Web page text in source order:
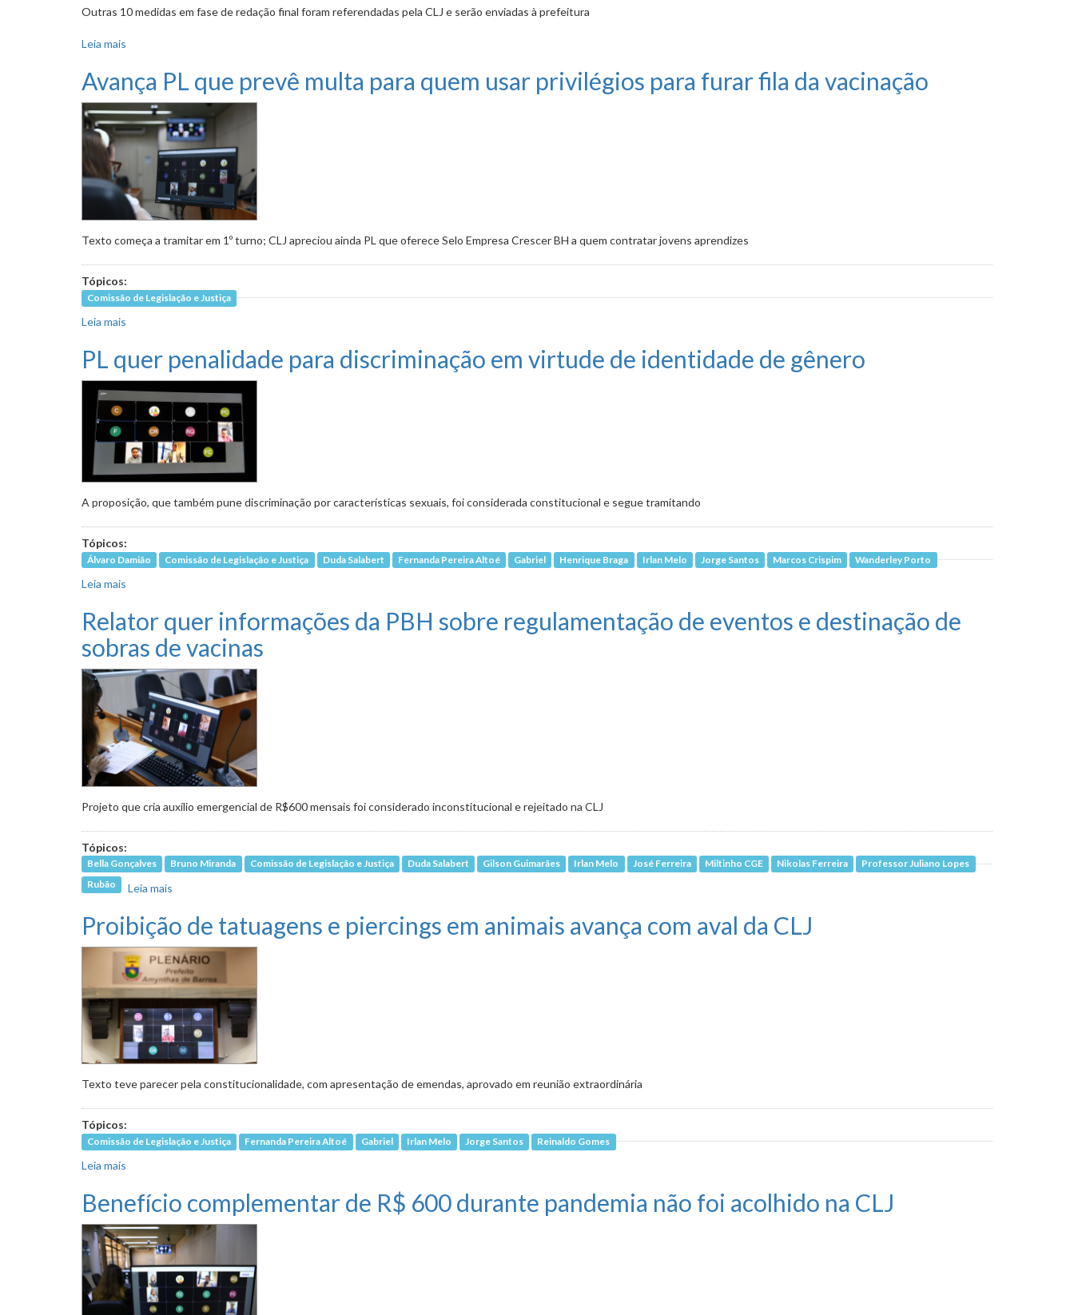
Outras 10 medidas em fase de redação final foram referendadas pela CLJ e serão enviadas à prefeitura
Leia mais
Avança PL que prevê multa para quem usar privilégios para furar fila da vacinação
Texto começa a tramitar em 1º turno; CLJ apreciou ainda PL que oferece Selo Empresa Crescer BH a quem contratar jovens aprendizes
Tópicos:
Comissão de Legislação e Justiça
Leia mais
PL quer penalidade para discriminação em virtude de identidade de gênero
A proposição, que também pune discriminação por características sexuais, foi considerada constitucional e segue tramitando
Tópicos:
Álvaro Damião Comissão de Legislação e Justiça Duda Salabert Fernanda Pereira Altoé Gabriel Henrique Braga Irlan Melo Jorge Santos Marcos Crispim Wanderley Porto
Leia mais
Relator quer informações da PBH sobre regulamentação de eventos e destinação de
sobras de vacinas
Projeto que cria auxílio emergencial de R$600 mensais foi considerado inconstitucional e rejeitado na CLJ
Tópicos:
Bella Gonçalves Bruno Miranda Comissão de Legislação e Justiça Duda Salabert Gilson Guimarães Irlan Melo José Ferreira Miltinho CGE Nikolas Ferreira
Professor Juliano Lopes
Rubão
Leia mais
Proibição de tatuagens e piercings em animais avança com aval da CLJ
Texto teve parecer pela constitucionalidade, com apresentação de emendas, aprovado em reunião extraordinária
Tópicos:
Comissão de Legislação e Justiça Fernanda Pereira Altoé Gabriel Irlan Melo Jorge Santos Reinaldo Gomes
Leia mais
Benefício complementar de R$ 600 durante pandemia não foi acolhido na CLJ